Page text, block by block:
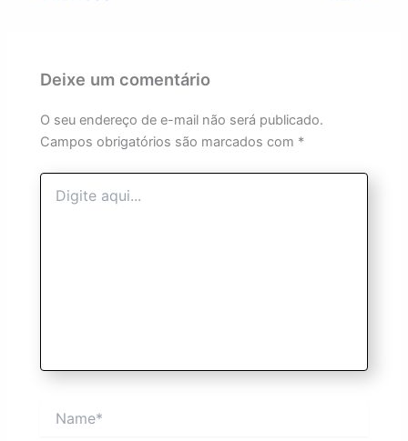
Deixe um comentário
O seu endereço de e-mail não será publicado.
Campos obrigatórios são marcados com *
Digite
aqui...